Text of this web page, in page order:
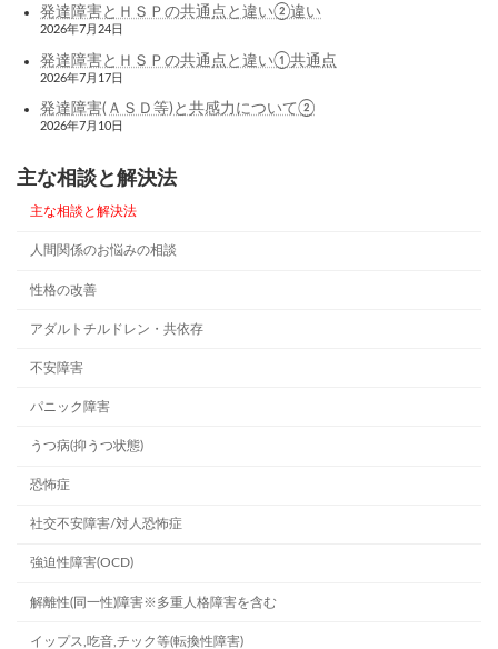
発達障害とＨＳＰの共通点と違い②違い
2026年7月24日
発達障害とＨＳＰの共通点と違い①共通点
2026年7月17日
発達障害(ＡＳＤ等)と共感力について②
2026年7月10日
主な相談と解決法
主な相談と解決法
人間関係のお悩みの相談
性格の改善
アダルトチルドレン・共依存
不安障害
パニック障害
うつ病(抑うつ状態)
恐怖症
社交不安障害/対人恐怖症
強迫性障害(OCD)
解離性(同一性)障害※多重人格障害を含む
イップス,吃音,チック等(転換性障害)